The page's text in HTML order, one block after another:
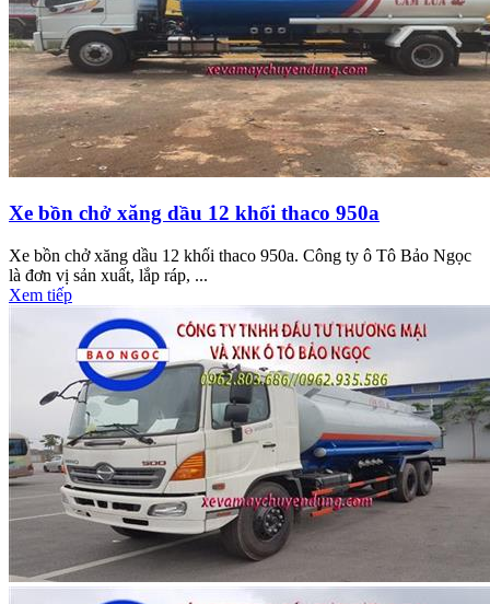
Xe bồn chở xăng dầu 12 khối thaco 950a
Xe bồn chở xăng dầu 12 khối thaco 950a. Công ty ô Tô Bảo Ngọc
là đơn vị sản xuất, lắp ráp, ...
Xem tiếp